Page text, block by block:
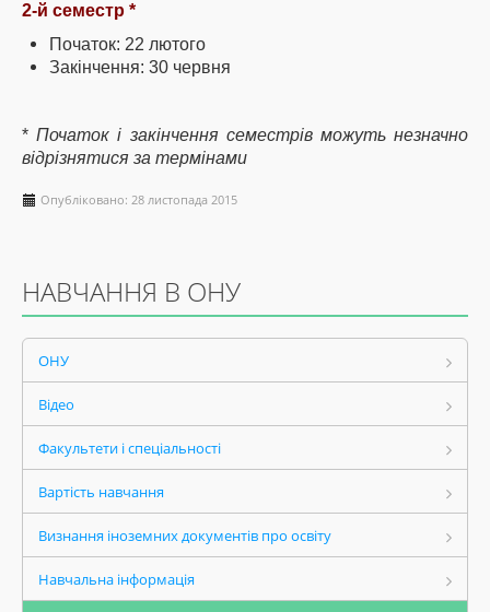
2-й семестр *
Початок: 22 лютого
Закінчення: 30 червня
*Початок і закінчення семестрів можуть незначно
відрізнятися за термінами
Опубліковано: 28 листопада 2015
НАВЧАННЯ В ОНУ
ОНУ
Відео
Факультети і спеціальності
Вартість навчання
Визнання іноземних документів про освіту
Навчальна інформація